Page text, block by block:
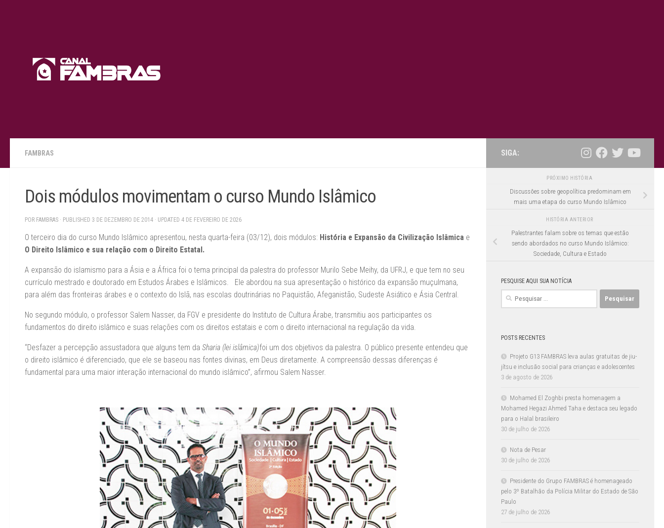
FAMBRAS
Dois módulos movimentam o curso Mundo Islâmico
POR FAMBRAS · PUBLISHED 3 DE DEZEMBRO DE 2014 · UPDATED 4 DE FEVEREIRO DE 2026
O terceiro dia do curso Mundo Islâmico apresentou, nesta quarta-feira (03/12), dois módulos: História e Expansão da Civilização Islâmica e
O Direito Islâmico e sua relação com o Direito Estatal.
A expansão do islamismo para a Ásia e a África foi o tema principal da palestra do professor Murilo Sebe Meihy, da UFRJ, e que tem no seu
currículo mestrado e doutorado em Estudos Árabes e Islâmicos. Ele abordou na sua apresentação o histórico da expansão muçulmana,
para além das fronteiras árabes e o contexto do Islã, nas escolas doutrinárias no Paquistão, Afeganistão, Sudeste Asiático e Ásia Central.
No segundo módulo, o professor Salem Nasser, da FGV e presidente do Instituto de Cultura Árabe, transmitiu aos participantes os
fundamentos do direito islâmico e suas relações com os direitos estatais e com o direito internacional na regulação da vida.
“Desfazer a percepção assustadora que alguns tem da Sharia (lei islâmica)foi um dos objetivos da palestra. O público presente entendeu que
o direito islâmico é diferenciado, que ele se baseou nas fontes divinas, em Deus diretamente. A compreensão dessas diferenças é
fundamental para uma maior interação internacional do mundo islâmico”, afirmou Salem Nasser.
SIGA:
PRÓXIMO HISTÓRIA
Discussões sobre geopolítica predominam em
mais uma etapa do curso Mundo Islâmico
HISTÓRIA ANTERIOR
Palestrantes falam sobre os temas que estão
sendo abordados no curso Mundo Islâmico:
Sociedade, Cultura e Estado
PESQUISE AQUI SUA NOTÍCIA
Pesquisar
POSTS RECENTES
Projeto G13 FAMBRAS leva aulas gratuitas de jiu-
jítsu e inclusão social para crianças e adolescentes
3 de agosto de 2026
Mohamed El Zoghbi presta homenagem a
Mohamed Hegazi Ahmed Taha e destaca seu legado
para o Halal brasileiro
30 de julho de 2026
Nota de Pesar
30 de julho de 2026
Presidente do Grupo FAMBRAS é homenageado
pelo 3º Batalhão da Polícia Militar do Estado de São
Paulo
27 de julho de 2026